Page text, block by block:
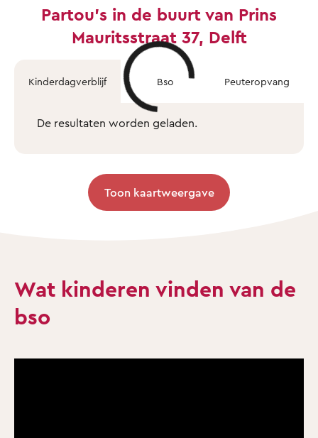
Partou's in de buurt van Prins
Mauritsstraat 37, Delft
Kinderdagverblijf Bso Peuteropvang
De resultaten worden geladen.
Toon kaartweergave
Wat kinderen vinden van de
bso